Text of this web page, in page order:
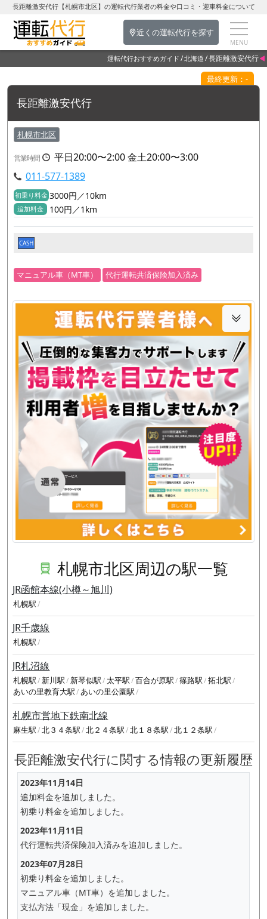
長距離激安代行【札幌市北区】の運転代行業者の料金や口コミ・迎車料金について
近くの運転代行を探す
運転代行おすすめガイド 北海道 長距離激安代行
最終更新：-
長距離激安代行
札幌市北区
営業時間
平日20:00〜2:00 金土20:00〜3:00
011-577-1389
初乗り料金 3000円／10km
追加料金 100円／1km
CASH
マニュアル車（MT車） 代行運転共済保険加入済み
札幌市北区周辺の駅一覧
JR函館本線(小樽～旭川)
札幌駅
JR千歳線
札幌駅
JR札沼線
札幌駅 新川駅 新琴似駅 太平駅 百合が原駅 篠路駅 拓北駅
あいの里教育大駅 あいの里公園駅
札幌市営地下鉄南北線
麻生駅 北３４条駅 北２４条駅 北１８条駅 北１２条駅
長距離激安代行に関する情報の更新履歴
2023年11月14日
追加料金を追加しました。
初乗り料金を追加しました。
2023年11月11日
代行運転共済保険加入済みを追加しました。
2023年07月28日
初乗り料金を追加しました。
マニュアル車（MT車）を追加しました。
支払方法「現金」を追加しました。